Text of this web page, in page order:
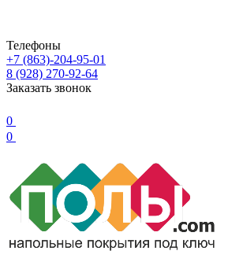
Телефоны
+7 (863)-204-95-01
8 (928) 270-92-64
Заказать звонок
0
0